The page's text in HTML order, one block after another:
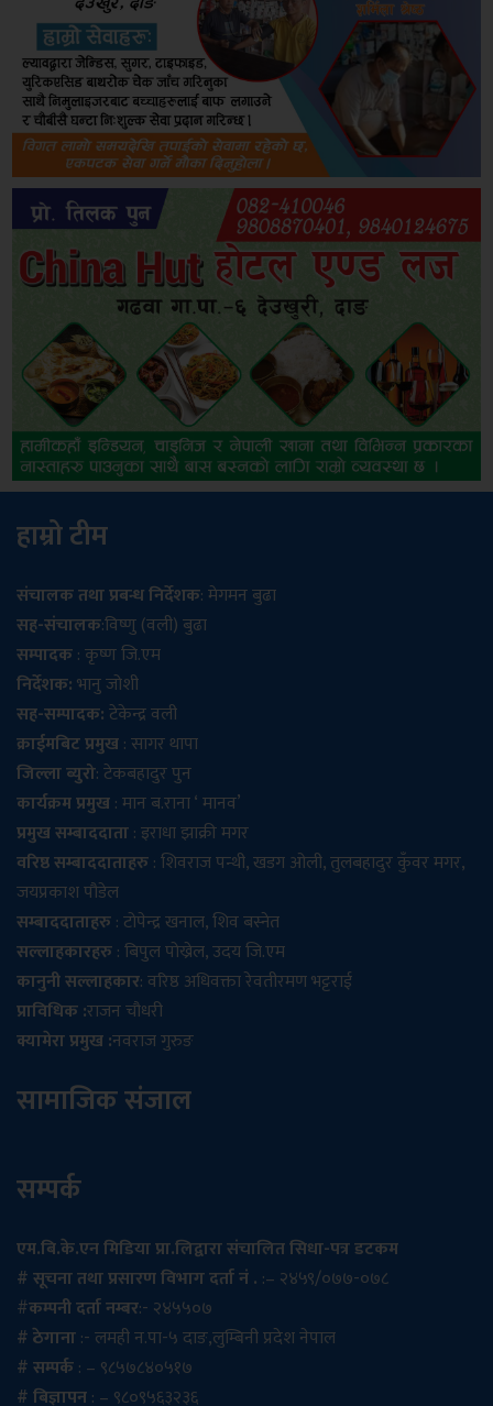
हाम्रो टीम
संचालक तथा प्रबन्ध निर्देशक: मेगमन बुढा
सह-संचालक:विष्णु (वली) बुढा
सम्पादक: कृष्ण जि.एम
निर्देशक:भानु जोशी
सह-सम्पादक:टेकेन्द्र वली
क्राईमबिट प्रमुख: सागर थापा
जिल्ला ब्युरो: टेकबहादुर पुन
कार्यक्रम प्रमुख: मान ब.राना ‘ मानव’
प्रमुख सम्बाददाता: इराधा झाक्री मगर
वरिष्ठ सम्बाददाताहरु: शिवराज पन्थी, खडग ओली, तुलबहादुर कुँवर मगर,
जयप्रकाश पौडेल
सम्बाददाताहरु: टोपेन्द्र खनाल, शिव बस्नेत
सल्लाहकारहरु: बिपुल पोख्रेल, उदय जि.एम
कानुनी सल्लाहकार: वरिष्ठ अधिवक्ता रेवतीरमण भट्टराई
प्राविधिक :राजन चौधरी
क्यामेरा प्रमुख :नवराज गुरुङ
सामाजिक संजाल
सम्पर्क
एम.बि.के.एन मिडिया प्रा.लिद्वारा संचालित सिधा-पत्र डटकम
# सूचना तथा प्रसारण विभाग दर्ता नं . :– २४५९/०७७-०७८
#कम्पनी दर्ता नम्बर:- २४५५०७
# ठेगाना:- लमही न.पा-५ दाङ,लुम्बिनी प्रदेश नेपाल
# सम्पर्क: – ९८५७८४०५१७
# बिज्ञापन: – ९८०९५६३२३६